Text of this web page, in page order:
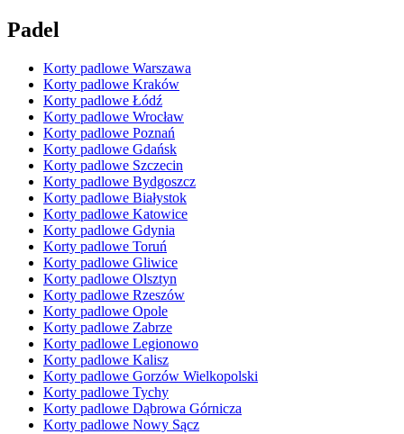
Padel
Korty padlowe Warszawa
Korty padlowe Kraków
Korty padlowe Łódź
Korty padlowe Wrocław
Korty padlowe Poznań
Korty padlowe Gdańsk
Korty padlowe Szczecin
Korty padlowe Bydgoszcz
Korty padlowe Białystok
Korty padlowe Katowice
Korty padlowe Gdynia
Korty padlowe Toruń
Korty padlowe Gliwice
Korty padlowe Olsztyn
Korty padlowe Rzeszów
Korty padlowe Opole
Korty padlowe Zabrze
Korty padlowe Legionowo
Korty padlowe Kalisz
Korty padlowe Gorzów Wielkopolski
Korty padlowe Tychy
Korty padlowe Dąbrowa Górnicza
Korty padlowe Nowy Sącz